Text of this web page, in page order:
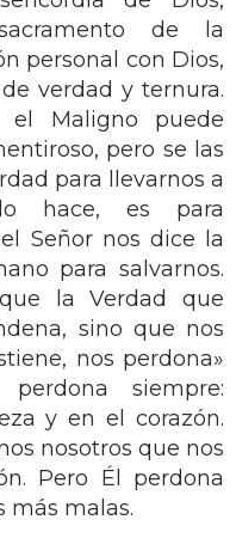
de la
personal con Dios,
verdad y ternura.
el Maligno puede
pero se las
para llevarnos a
hace, es para
Señor nos dice la
para salvarnos.
la Verdad que
sino que nos
nos perdona»
siempre:
y en el corazón.
nosotros que nos
Pero Él perdona
más malas.